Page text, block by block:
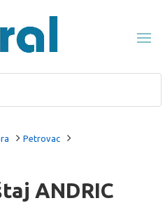
Petrovac
ANDRIC